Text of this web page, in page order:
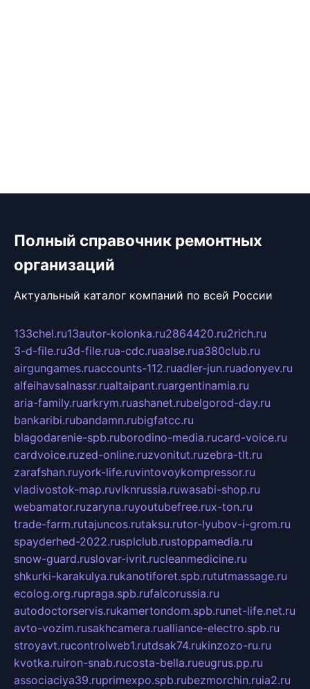
Полный справочник ремонтных
организаций
Актуальный каталог компаний по всей России
133chel.ru13autor-kolonka.ru2864420.ru2rich.ru
3-d-file.ru3d-file.rua-cdc.ruaalse.rua380club.ru
airgungames.ruaccounts-112.ruadler-jun.ruadonyev.ru
alfeihavsalnassr.rualtaipant.ruargentinamia.ru
aria-family.ruarkrym.ruashanet.rubelgorod-day.ru
bankaribi.rubandamn.rubigfatcc.ru
blagodarenie-spb.ruborodino-media.rucard-voice.ru
cardvoice.ruzed-online.ruzvonitut.ruzebra-tlt.ru
zarafshan.ruyork-life.ruvintovoykompressor.ru
vladivostok-map.ruvlknrussia.ruwasabi-shop.ru
webamator.ruzaryna.ruyoutubefree.rux-ton.ru
trade-farm.rutajuncos.rutaksu.rutor-lyubov-i-grom.ru
spayderhed-2022.rusplclub.rustoppamedia.ru
snow-guard.ruslovar-ivrit.rucleanmedicine.ru
shkurki-karakulya.rukanotiforet.spb.rututmassage.ru
ecolog.org.rupraga.spb.rufalcorussia.ru
autodoctorservis.rukamertondom.spb.runet-life.net.ru
avto-vozim.rusakhcamera.rualliance-electro.spb.ru
stroyavt.rucontrolweb1.rutdsak74.rukinzozo-ru.ru
kvotka.ruiron-snab.rucosta-bella.rueugrus.pp.ru
associaciya39.ruprimexpo.spb.rubezmorchin.ruia2.ru